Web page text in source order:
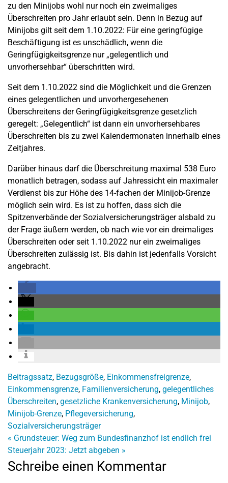
zu den Minijobs wohl nur noch ein zweimaliges
Überschreiten pro Jahr erlaubt sein. Denn in Bezug auf
Minijobs gilt seit dem 1.10.2022: Für eine geringfügige
Beschäftigung ist es unschädlich, wenn die
Geringfügigkeitsgrenze nur „gelegentlich und
unvorhersehbar“ überschritten wird.
Seit dem 1.10.2022 sind die Möglichkeit und die Grenzen
eines gelegentlichen und unvorhergesehenen
Überschreitens der Geringfügigkeitsgrenze gesetzlich
geregelt: „Gelegentlich“ ist dann ein unvorhersehbares
Überschreiten bis zu zwei Kalendermonaten innerhalb eines
Zeitjahres.
Darüber hinaus darf die Überschreitung maximal 538 Euro
monatlich betragen, sodass auf Jahressicht ein maximaler
Verdienst bis zur Höhe des 14-fachen der Minijob-Grenze
möglich sein wird. Es ist zu hoffen, dass sich die
Spitzenverbände der Sozialversicherungsträger alsbald zu
der Frage äußern werden, ob nach wie vor ein dreimaliges
Überschreiten oder seit 1.10.2022 nur ein zweimaliges
Überschreiten zulässig ist. Bis dahin ist jedenfalls Vorsicht
angebracht.
Beitragssatz, Bezugsgröße, Einkommensfreigrenze,
Einkommensgrenze, Familienversicherung, gelegentliches
Überschreiten, gesetzliche Krankenversicherung, Minijob,
Minijob-Grenze, Pflegeversicherung,
Sozialversicherungsträger
« Grundsteuer: Weg zum Bundesfinanzhof ist endlich frei
Steuerjahr 2023: Jetzt abgeben »
Schreibe einen Kommentar